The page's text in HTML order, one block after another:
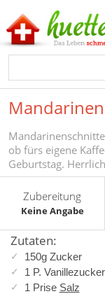
ob fürs eigene
Geburtstag.
Zubereitung
Keine Angabe
Zutaten:
150g Zucker
1 P. Vanillezucker
1 Prise Salz